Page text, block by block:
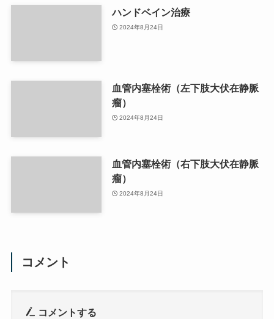
ハンドベイン治療
2024年8月24日
血管内塞栓術（左下肢大伏在静脈
瘤）
2024年8月24日
血管内塞栓術（右下肢大伏在静脈
瘤）
2024年8月24日
コメント
コメントする